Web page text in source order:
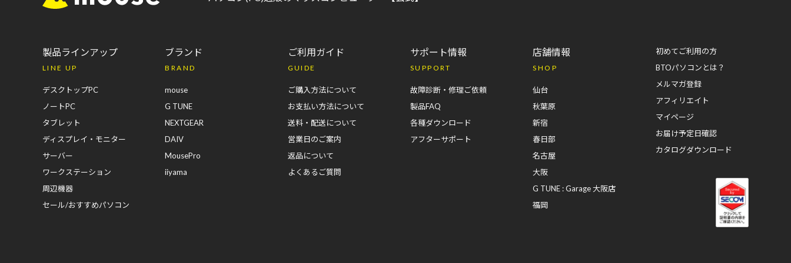
製品ラインアップ
LINE UP
デスクトップPC
ノートPC
タブレット
ディスプレイ・モニター
サーバー
ワークステーション
周辺機器
セール/おすすめパソコン
ブランド
BRAND
mouse
G TUNE
NEXTGEAR
DAIV
MousePro
iiyama
ご利用ガイド
GUIDE
ご購入方法について
お支払い方法について
送料・配送について
営業日のご案内
返品について
よくあるご質問
サポート情報
SUPPORT
故障診断・修理ご依頼
製品FAQ
各種ダウンロード
アフターサポート
店舗情報
SHOP
仙台
秋葉原
新宿
春日部
名古屋
大阪
G TUNE : Garage 大阪店
福岡
初めてご利用の方
BTOパソコンとは？
メルマガ登録
アフィリエイト
マイページ
お届け予定日確認
カタログダウンロード